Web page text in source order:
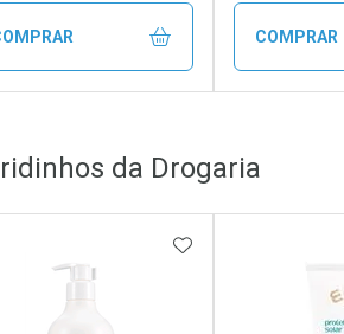
Menos
COMPRAR
Por
da Drogaria
ADICIONAR AOS